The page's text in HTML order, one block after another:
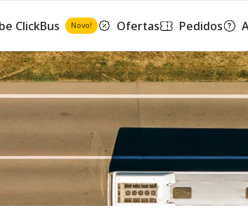
ClickBus Novo! Ofertas Pedidos